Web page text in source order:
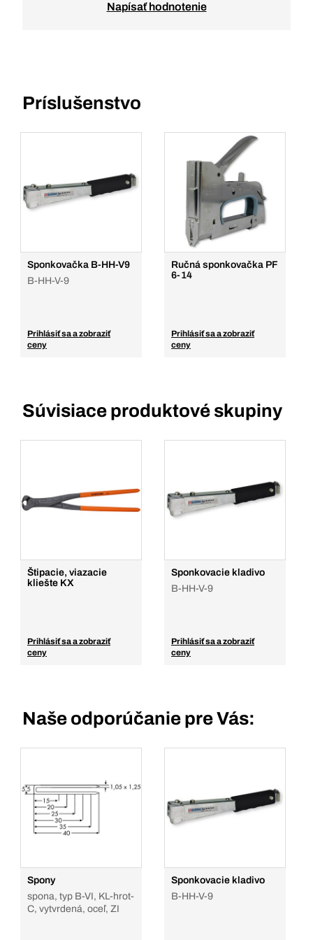
Napísať hodnotenie
Príslušenstvo
Sponkovačka B-HH-V9
B-HH-V-9
Prihlásiť sa a zobraziť
ceny
Ručná sponkovačka PF
6-14
Prihlásiť sa a zobraziť
ceny
Súvisiace produktové skupiny
Štipacie, viazacie
kliešte KX
Prihlásiť sa a zobraziť
ceny
Sponkovacie kladivo
B-HH-V-9
Prihlásiť sa a zobraziť
ceny
Naše odporúčanie pre Vás:
Spony
spona, typ B-VI, KL-hrot-
C, vytvrdená, oceľ, ZI
Sponkovacie kladivo
B-HH-V-9